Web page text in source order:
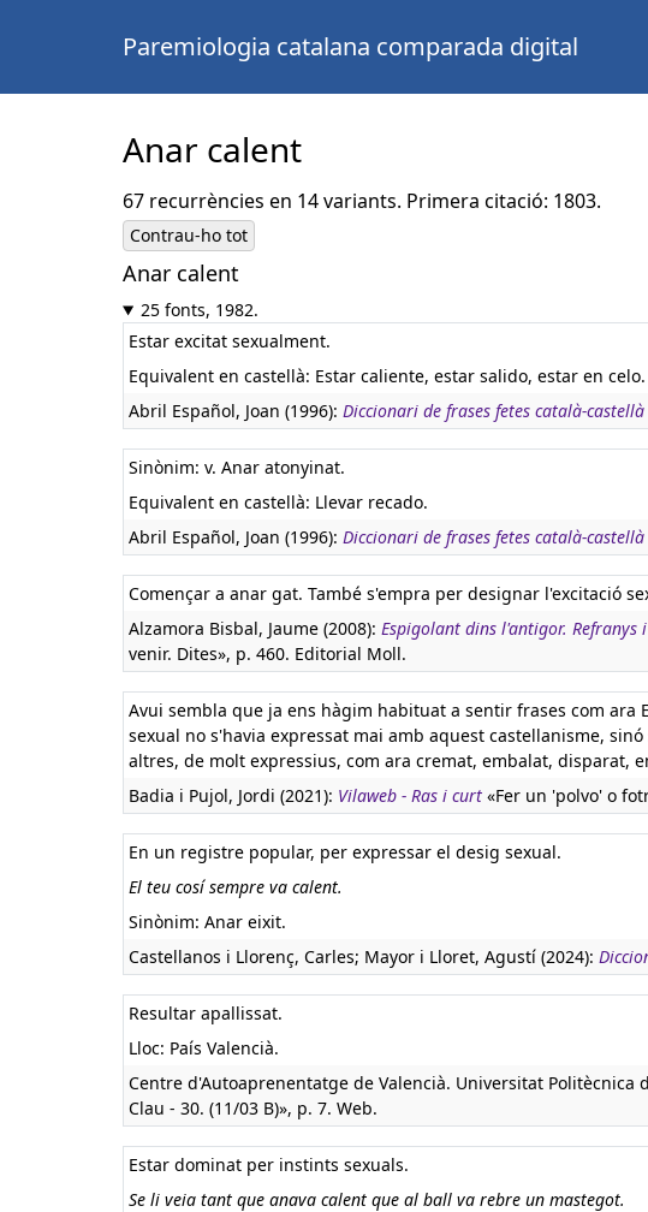
Paremiologia catalana comparada digital
Anar calent
67 recurrències en 14 variants. Primera citació: 1803.
Contrau-ho tot
Castellà:Estar (o Ir) caliente
Anar calent
25 fonts, 1982.
Estar excitat sexualment.
Equivalent en castellà: Estar caliente, estar salido, estar en celo.
Abril Español, Joan (1996): Diccionari de frases fetes català-
Sinònim: v. Anar atonyinat.
Equivalent en castellà: Llevar recado.
Abril Español, Joan (1996): Diccionari de frases fetes català-
Començar a anar gat. També s'empra per designar l'excitació
Alzamora Bisbal, Jaume (2008): Espigolant dins l'antigor.
venir. Dites», p. 460. Editorial Moll.
Avui sembla que ja ens hàgim habituat a sentir frases com ara
sexual no s'havia expressat mai amb aquest castellanisme,
altres, de molt expressius, com ara cremat, embalat, disparat,
Badia i Pujol, Jordi (2021): Vilaweb - Ras i curt «Fer un 'polvo' o
En un registre popular, per expressar el desig sexual.
El teu cosí sempre va calent.
Sinònim: Anar eixit.
Castellanos i Llorenç, Carles; Mayor i Lloret, Agustí (2024):
Resultar apallissat.
Lloc: País Valencià.
Centre d'Autoaprenentatge de Valencià. Universitat Politècnica
Clau - 30. (11/03 B)», p. 7. Web.
Estar dominat per instints sexuals.
Se li veia tant que anava calent que al ball va rebre un mastegot.